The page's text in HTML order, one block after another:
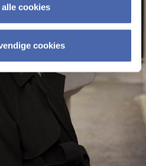
cookies
cookies